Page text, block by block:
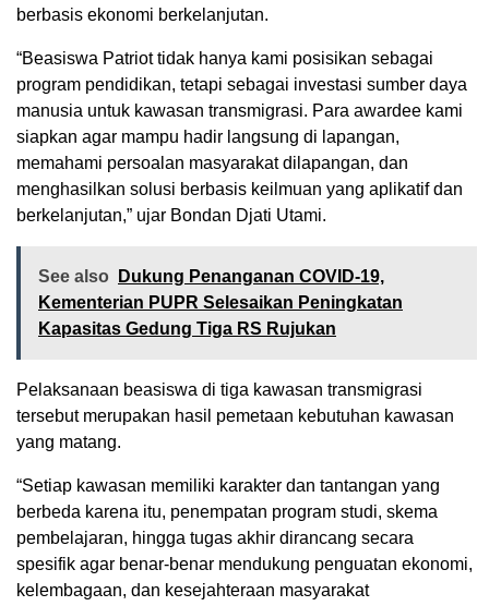
berbasis ekonomi berkelanjutan.
“Beasiswa Patriot tidak hanya kami posisikan sebagai
program pendidikan, tetapi sebagai investasi sumber daya
manusia untuk kawasan transmigrasi. Para awardee kami
siapkan agar mampu hadir langsung di lapangan,
memahami persoalan masyarakat dilapangan, dan
menghasilkan solusi berbasis keilmuan yang aplikatif dan
berkelanjutan,” ujar Bondan Djati Utami.
See also
Dukung Penanganan COVID-19,
Kementerian PUPR Selesaikan Peningkatan
Kapasitas Gedung Tiga RS Rujukan
Pelaksanaan beasiswa di tiga kawasan transmigrasi
tersebut merupakan hasil pemetaan kebutuhan kawasan
yang matang.
“Setiap kawasan memiliki karakter dan tantangan yang
berbeda karena itu, penempatan program studi, skema
pembelajaran, hingga tugas akhir dirancang secara
spesifik agar benar-benar mendukung penguatan ekonomi,
kelembagaan, dan kesejahteraan masyarakat